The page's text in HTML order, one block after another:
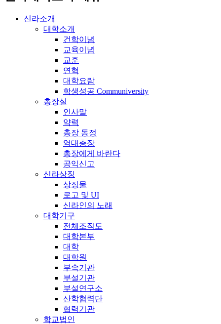
신라소개
대학소개
건학이념
교육이념
교훈
연혁
대학요람
학생성공 Communiversity
총장실
인사말
약력
총장 동정
역대총장
총장에게 바란다
공익신고
신라상징
상징물
로고 및 UI
신라인의 노래
대학기구
전체조직도
대학본부
대학
대학원
부속기관
부설기관
부설연구소
산학협력단
협력기관
학교법인